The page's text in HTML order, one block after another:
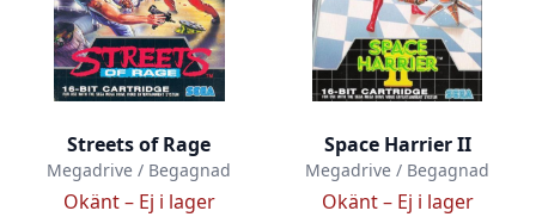
Streets of Rage
Megadrive / Begagnad
Okänt – Ej i lager
Space Harrier II
Megadrive / Begagnad
Okänt – Ej i lager